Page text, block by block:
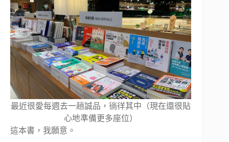
最近很愛每週去一趟誠品，徜徉其中（現在還很貼
心地準備更多座位）
這本書，我願意。